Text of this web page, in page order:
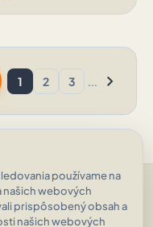
1 2 3 chevron_right
•Opýtajte sa AI
osobných údajov•
používame na
našich webových
prispôsobený obsah a
našich webových